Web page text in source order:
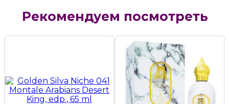
Рекомендуем посмотреть